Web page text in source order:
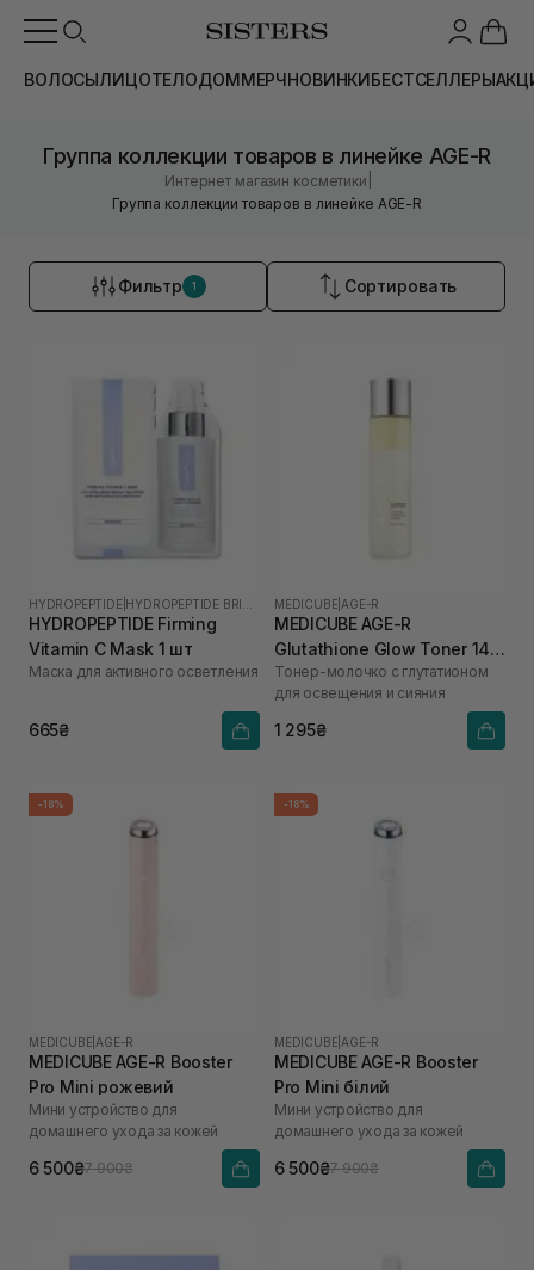
ВОЛОСЫЛИЦОТЕЛОДОММЕРЧНОВИНКИБЕСТСЕЛЛЕРЫ
Группа коллекции товаров в линейке AGE-R
Интернет магазин косметики
Группа коллекции товаров в линейке AGE-R
Фильтр 1 Сортировать
HYDROPEPTIDE
HYDROPEPTIDE Firming
Vitamin C Mask 1 шт
Маска для активного осветления
665₴
MEDICUBE AGE-R
MEDICUBE AGE-R
Glutathione Glow Toner 140
мл
Тонер-молочко с глутатионом
для освещения и сияния
1 295₴
-18%
MEDICUBE AGE-R
MEDICUBE AGE-R Booster
Pro Mini рожевий
Мини устройство для
домашнего ухода за кожей
6 500₴7 900₴
-18%
MEDICUBE AGE-R
MEDICUBE AGE-R Booster
Pro Mini білий
Мини устройство для
домашнего ухода за кожей
6 500₴7 900₴